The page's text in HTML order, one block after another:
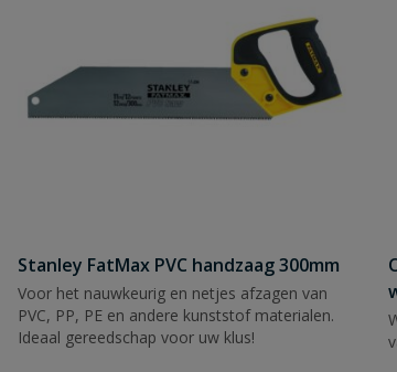
Stanley FatMax PVC handzaag 300mm
Voor het nauwkeurig en netjes afzagen van
PVC, PP, PE en andere kunststof materialen.
Ideaal gereedschap voor uw klus!